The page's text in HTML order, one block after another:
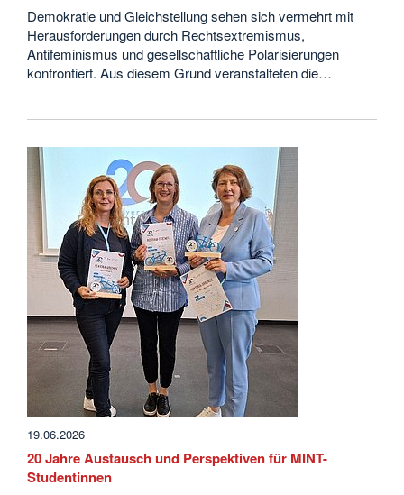
Demokratie und Gleichstellung sehen sich vermehrt mit
Herausforderungen durch Rechtsextremismus,
Antifeminismus und gesellschaftliche Polarisierungen
konfrontiert. Aus diesem Grund veranstalteten die…
19.06.2026
20 Jahre Austausch und Perspektiven für MINT-
Studentinnen